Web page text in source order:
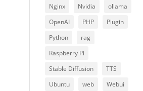
Nginx
Nvidia
ollama
OpenAI
PHP
Plugin
Python
rag
Raspberry Pi
Stable Diffusion
TTS
Ubuntu
web
Webui